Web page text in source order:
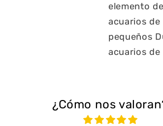
elemento
acuarios
pequeños
acuarios de
¿Cómo nos